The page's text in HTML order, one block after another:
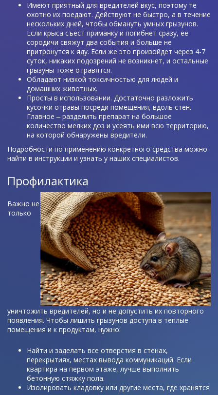
Имеют приятный для вредителей вкус, поэтому те
охотно их поедают. Действуют не быстро, а в течение
нескольких дней, чтобы обмануть умных грызунов.
Если крыса съест приманку и погибнет сразу, ее
сородичи свяжут два события и больше не
притронутся к яду. Если же это произойдет через 4-7
суток, никаких подозрений не возникнет, и остальные
грызуны тоже отравятся.
Обладают низкой токсичностью для людей и
домашних животных.
Просты в использовании. Достаточно разложить
кусочки отравы посреди помещения, вдоль стен.
Главное ‒ разделить препарат на большое
количество мелких доз и усеять ими всю территорию,
на которой обнаружены вредители.
Подробности по применению конкретного средства можно
найти в инструкции и узнать у наших специалистов.
Профилактика
Важно не
только
уничтожить вредителей, но и не допустить их повторного
появления. Чтобы лишить грызунов доступа в теплые
помещения и к продуктам, нужно:
Найти и заделать все отверстия в стенах,
перекрытиях, местах вывода коммуникаций. Если
квартира на первом этаже, лучше выполнить
бетонную стяжку пола.
Изолировать кладовку или другие места, где хранятся